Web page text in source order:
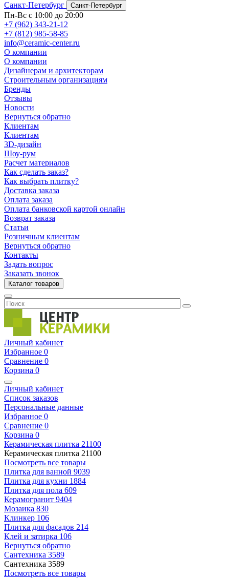
Санкт-Петербург
Санкт-Петербург
Пн-Вс с 10:00 до 20:00
+7 (962) 343-21-12
+7 (812) 985-58-85
info@ceramic-center.ru
О компании
О компании
Дизайнерам и архитекторам
Строительным организациям
Бренды
Отзывы
Новости
Вернуться обратно
Клиентам
Клиентам
3D-дизайн
Шоу-рум
Расчет материалов
Как сделать заказ?
Как выбрать плитку?
Доставка заказа
Оплата заказа
Оплата банковской картой онлайн
Возврат заказа
Статьи
Розничным клиентам
Вернуться обратно
Контакты
Задать вопрос
Заказать звонок
Каталог товаров
Личный кабинет
Избранное 0
Сравнение 0
Корзина 0
Личный кабинет
Список заказов
Персональные данные
Избранное 0
Сравнение 0
Корзина 0
Керамическая плитка 21100
Керамическая плитка 21100
Посмотреть все товары
Плитка для ванной 9039
Плитка для кухни 1884
Плитка для пола 609
Керамогранит 9404
Мозаика 830
Клинкер 106
Плитка для фасадов 214
Клей и затирка 106
Вернуться обратно
Сантехника 3589
Сантехника 3589
Посмотреть все товары